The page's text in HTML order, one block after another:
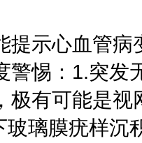
提示心血管
警惕：1.突发
极有可能是
玻璃膜疣样沉